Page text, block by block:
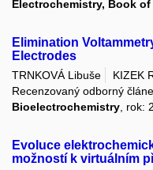
Electrochemistry, Book
Elimination
Electrodes
TRNKOVÁ Libuše KIZEK
Recenzovaný odborný
Bioelectrochemistry , rok:
Evoluce
možností k virtuálním